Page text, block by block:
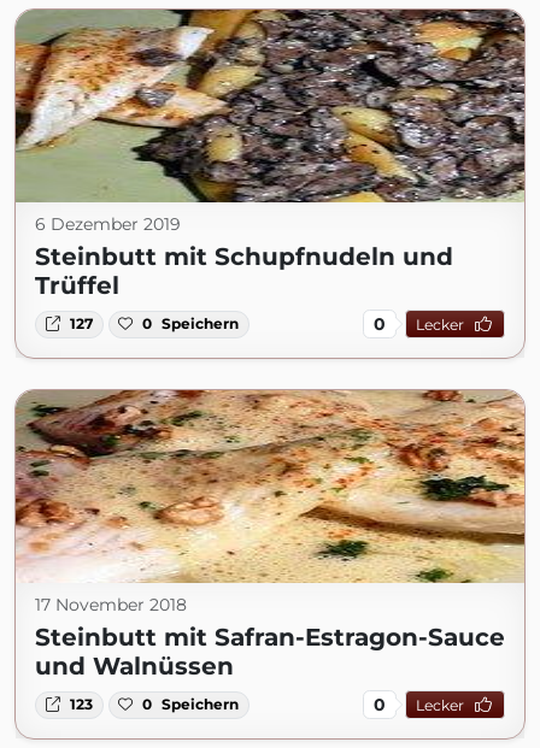
6 Dezember 2019
Steinbutt mit Schupfnudeln und
Trüffel
127 0 Speichern 0 Lecker
17 November 2018
Steinbutt mit Safran-Estragon-Sauce
und Walnüssen
123 0 Speichern 0 Lecker